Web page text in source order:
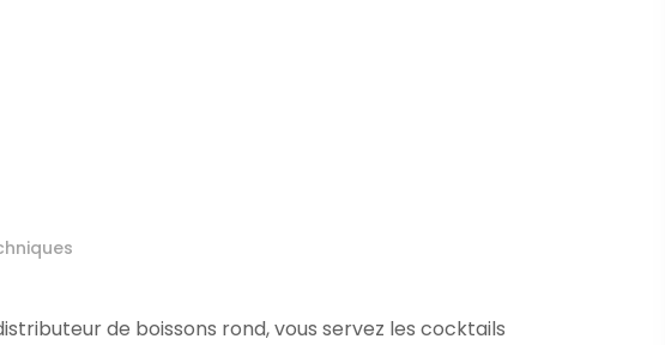
de boissons rond, vous servez les cocktails